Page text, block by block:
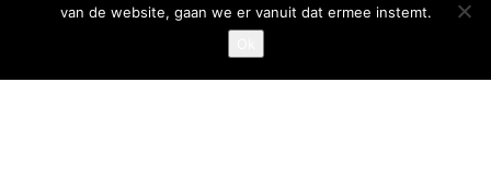
GEEF JE SMULSCORE
Word ook smulfan en volg ons op
van de website, gaan we er vanuit dat ermee instemt.